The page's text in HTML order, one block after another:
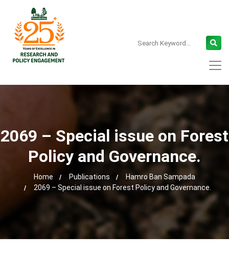
2069 – Special issue on Forest
Policy and Governance.
Home Publications
Hamro Ban Sampada
2069 – Special issue on Forest Policy and Governance.